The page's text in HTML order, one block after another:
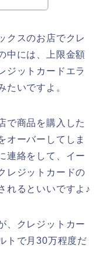
クスのお店でクレ
中には、上限金額
ジットカードエラ
たいですよ。
で商品を購入した
オーバーしてしま
連絡をして、イー
レジットカードの
れるといいですよ♪
、クレジットカー
トで月30万程度だ